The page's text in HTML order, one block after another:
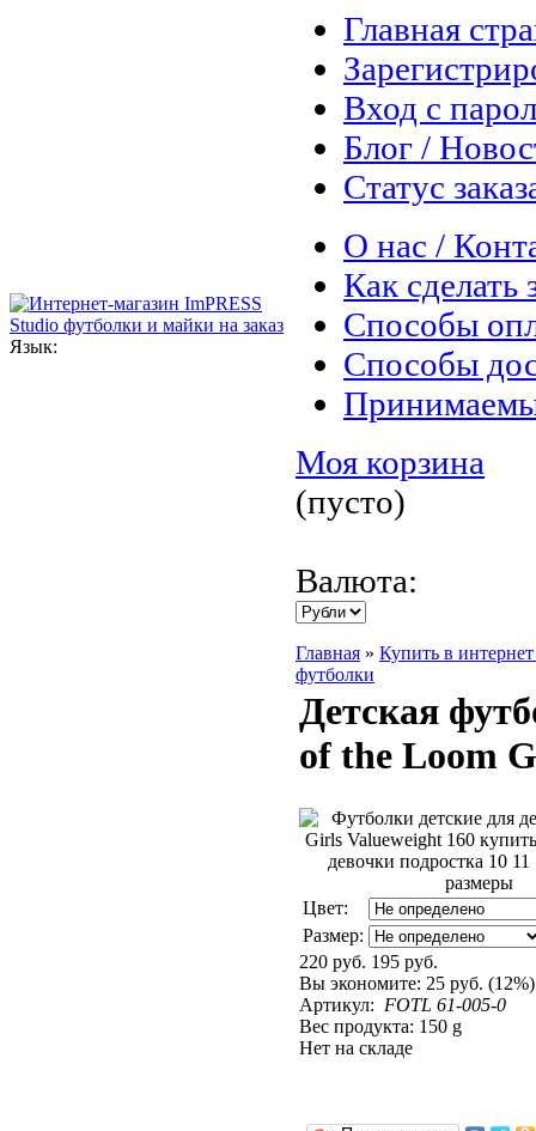
Язык:
Главная
Вход с
Блог /
Статус
О нас /
Как сделать
Способы
Способы
Моя корзина
(пусто)
Валюта:
Главная » Купить в
футболки
Детская
of the Loom
Цвет:
Размер:
220 руб. 195 руб.
Вы экономите: 25 руб. (12%)
Артикул: FOTL 61-005-0
Вес продукта: 150 g
Нет на складе